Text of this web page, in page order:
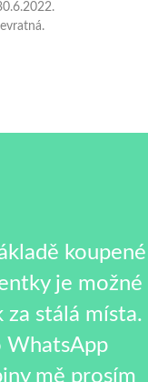
koupené
je možné
stálá místa.
WhatsApp
mě prosím